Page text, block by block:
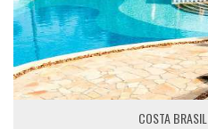
COSTA